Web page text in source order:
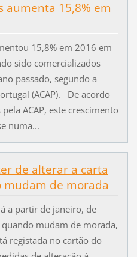
aumenta 15,8% em
15,8% em 2016 em
sido comercializados
passado, segundo a
(ACAP). De acordo
ACAP, este crescimento
numa...
de alterar a carta
mudam de morada
a partir de janeiro, de
mudam de morada,
registada no cartão do